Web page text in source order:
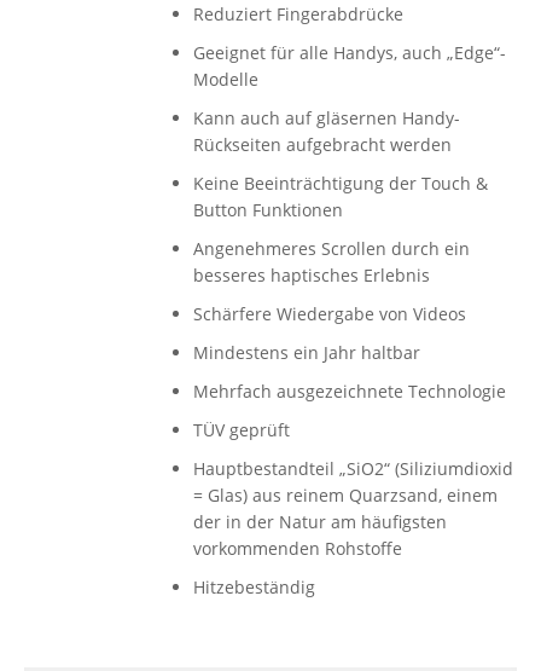
Reduziert Fingerabdrücke
Geeignet für alle Handys, auch „Edge“-
Modelle
Kann auch auf gläsernen Handy-
Rückseiten aufgebracht werden
Keine Beeinträchtigung der Touch &
Button Funktionen
Angenehmeres Scrollen durch ein
besseres haptisches Erlebnis
Schärfere Wiedergabe von Videos
Mindestens ein Jahr haltbar
Mehrfach ausgezeichnete Technologie
TÜV geprüft
Hauptbestandteil „SiO2“ (Siliziumdioxid
= Glas) aus reinem Quarzsand, einem
der in der Natur am häufigsten
vorkommenden Rohstoffe
Hitzebeständig